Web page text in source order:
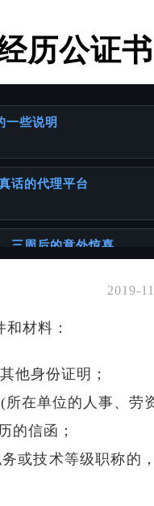
历公证
一些说明
话的代理平台
三周后的意外惊喜
你
聊聊你可能忽略的「出
代出生人群的详细攻略
2019-
材料：
他身份证明；
所在单位的人事、
的信函；
或技术等级职称